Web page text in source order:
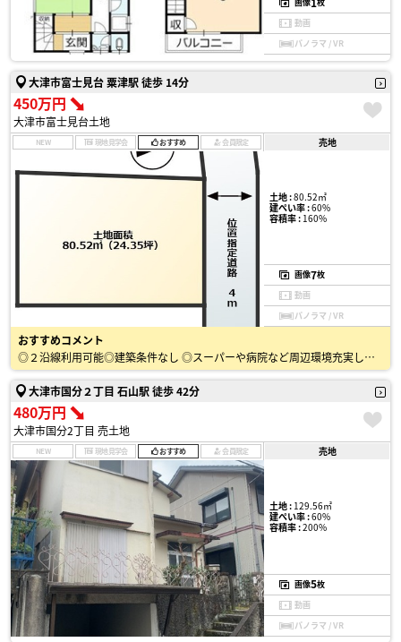
動画
パノラマ / VR
大津市富士見台 粟津駅 徒歩 14分
450万円
大津市富士見台土地
NEW 現地見学会 おすすめ 会員限定 売地
土地 :80.52㎡
建ぺい率 :60%
容積率 :160%
画像7枚
動画
パノラマ / VR
おすすめコメント
◎２沿線利用可能◎建築条件なし ◎スーパーや病院など周辺環境充実しています！
大津市国分２丁目 石山駅 徒歩 42分
480万円
大津市国分2丁目 売土地
NEW 現地見学会 おすすめ 会員限定 売地
土地 :129.56㎡
建ぺい率 :60%
容積率 :200%
画像5枚
動画
パノラマ / VR